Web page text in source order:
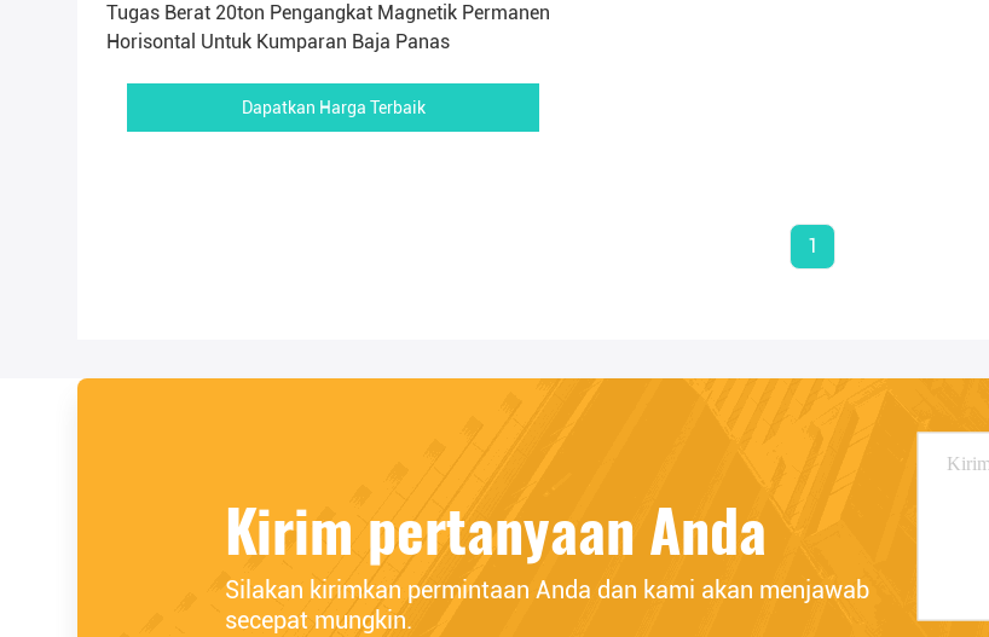
Tugas Berat 20ton Pengangkat Magnetik Permanen
Horisontal Untuk Kumparan Baja Panas
Dapatkan Harga Terbaik
1
Kirim pertanyaan Anda
Silakan kirimkan permintaan Anda dan kami akan menjawab
secepat mungkin.